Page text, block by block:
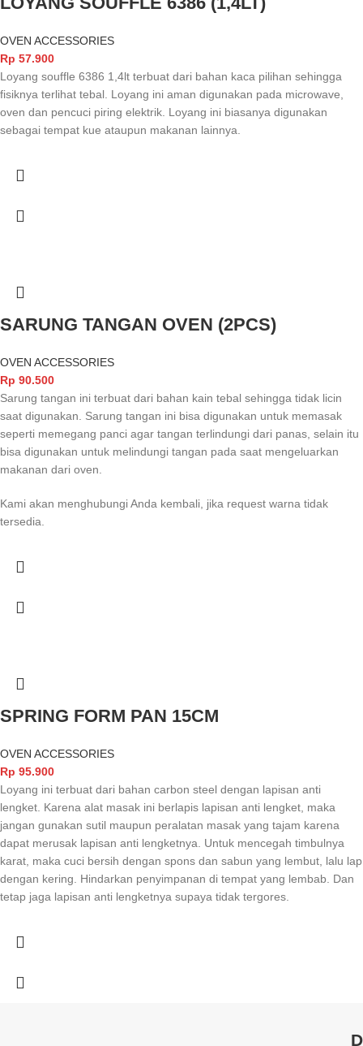
OVEN ACCESSORIES
Rp 57.900
Loyang souffle 6386 1,4lt terbuat dari bahan kaca pilihan sehingga
fisiknya terlihat tebal. Loyang ini aman digunakan pada microwave,
oven dan pencuci piring elektrik. Loyang ini biasanya digunakan
sebagai tempat kue ataupun makanan lainnya.
SARUNG TANGAN OVEN (2PCS)
OVEN ACCESSORIES
Rp 90.500
Sarung tangan ini terbuat dari bahan kain tebal sehingga tidak licin
saat digunakan. Sarung tangan ini bisa digunakan untuk memasak
seperti memegang panci agar tangan terlindungi dari panas, selain itu
bisa digunakan untuk melindungi tangan pada saat mengeluarkan
makanan dari oven.
Kami akan menghubungi Anda kembali, jika request warna tidak
tersedia.
SPRING FORM PAN 15CM
OVEN ACCESSORIES
Rp 95.900
Loyang ini terbuat dari bahan carbon steel dengan lapisan anti
lengket. Karena alat masak ini berlapis lapisan anti lengket, maka
jangan gunakan sutil maupun peralatan masak yang tajam karena
dapat merusak lapisan anti lengketnya. Untuk mencegah timbulnya
karat, maka cuci bersih dengan spons dan sabun yang lembut, lalu lap
dengan kering. Hindarkan penyimpanan di tempat yang lembab. Dan
tetap jaga lapisan anti lengketnya supaya tidak tergores.